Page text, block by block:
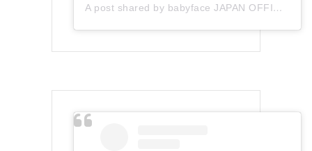
A post shared by babyface JAPAN OFFICIAL (@babyface_japan)